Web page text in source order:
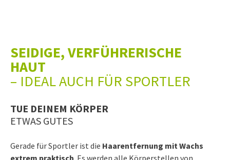
SEIDIGE, VERFÜHRERISCHE
HAUT
– IDEAL AUCH FÜR SPORTLER
TUE DEINEM KÖRPER
ETWAS GUTES
Gerade für Sportler ist die Haarentfernung mit Wachs
extrem praktisch. Es werden alle Körperstellen von